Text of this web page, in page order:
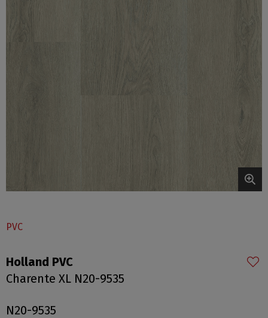
PVC
Holland PVC
Charente XL N20-9535
N20-9535